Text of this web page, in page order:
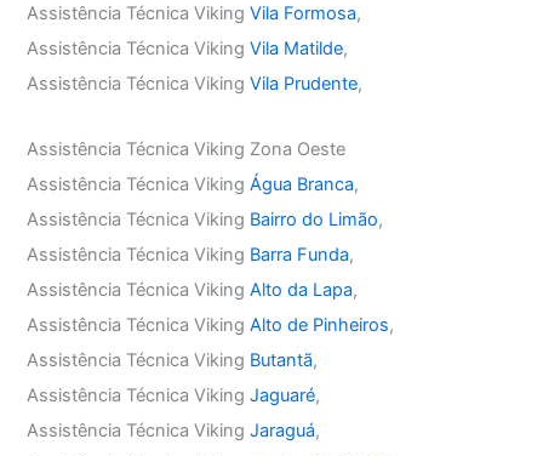
Assistência Técnica VikingVila Formosa,
Assistência Técnica VikingVila Matilde,
Assistência Técnica VikingVila Prudente,
Assistência Técnica Viking Zona Oeste
Assistência Técnica VikingÁgua Branca,
Assistência Técnica Viking Bairro do Limão,
Assistência Técnica Viking Barra Funda,
Assistência Técnica VikingAlto da Lapa,
Assistência Técnica VikingAlto de Pinheiros,
Assistência Técnica Viking Butantã,
Assistência Técnica VikingJaguaré,
Assistência Técnica VikingJaraguá,